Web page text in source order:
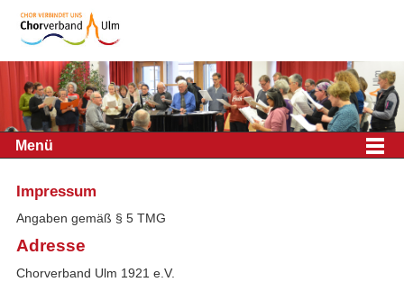
Menü
Impressum
Angaben gemäß § 5 TMG
Adresse
Chorverband Ulm 1921 e.V.